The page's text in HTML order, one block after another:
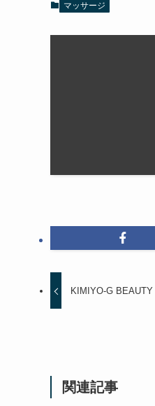
マッサージ
KIMIYO-G BEAUTY
関連記事